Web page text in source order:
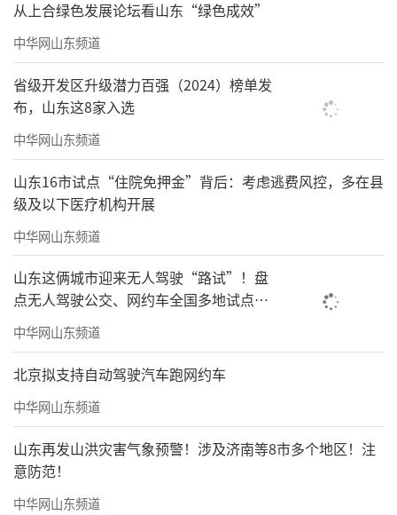
从上合绿色发展论坛看山东“绿色成效”
中华网山东频道
省级开发区升级潜力百强（2024）榜单发
布，山东这8家入选
中华网山东频道
山东16市试点“住院免押金”背后：考虑逃费风控，多在县
级及以下医疗机构开展
中华网山东频道
山东这俩城市迎来无人驾驶“路试”！盘
点无人驾驶公交、网约车全国多地试点之
路
中华网山东频道
北京拟支持自动驾驶汽车跑网约车
中华网山东频道
山东再发山洪灾害气象预警！涉及济南等8市多个地区！注
意防范！
中华网山东频道